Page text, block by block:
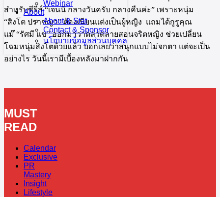
Webinar
About
About & Stat
Contact & Sponsor
นโยบายข้อมูลส่วนบุคคล
สำหรับซีรีส์ “เจนนี่ กลางวันครับ กลางคืนค่ะ” เพราะหนุ่ม
“สิงโต ปราชญา” ต้องเนียนแต่งเป็นผู้หญิง แถมได้กูรูคุณ
แม๊ “รัศมี แข” ออกมาวาดลวดลายสอนจริตหญิง ช่วยเปลี่ยน
โฉมหนุ่มสิงโตด้วยแล้ว บอกเลยว่าสนุกแบบไม่จกตา แต่จะเป็น
อย่างไร วันนี้เรามีเบื้องหลังมาฝากกัน
MUST
READ
Calendar
Exclusive
PR
Mastery
Insight
Lifestyle